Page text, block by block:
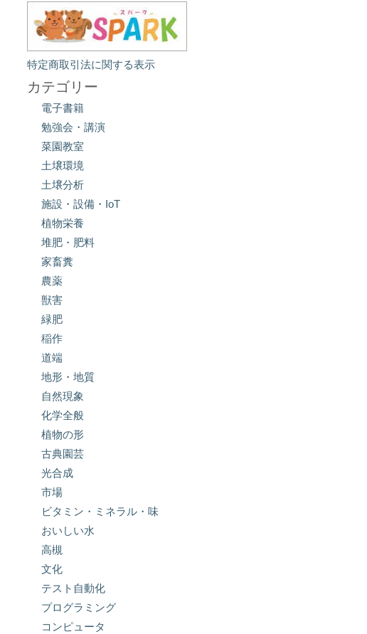
特定商取引法に関する表示
カテゴリー
電子書籍
勉強会・講演
菜園教室
土壌環境
土壌分析
施設・設備・IoT
植物栄養
堆肥・肥料
家畜糞
農薬
獣害
緑肥
稲作
道端
地形・地質
自然現象
化学全般
植物の形
古典園芸
光合成
市場
ビタミン・ミネラル・味
おいしい水
高槻
文化
テスト自動化
プログラミング
コンピュータ